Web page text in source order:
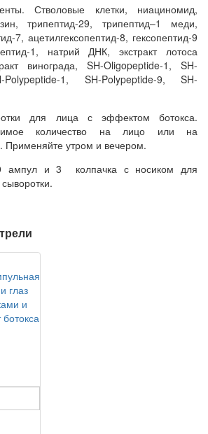
Стволовые клетки, ниациномид,
трипептид-29, трипептид–1 меди,
7, ацетилгексопептид-8, гексопептид-9
1, натрий ДНК, экстракт лотоса
винограда, SH-Oligopeptide-1, SH-
Polypeptide-1, SH-Polypeptide-9, SH-
для лица с эффектом ботокса.
количество на лицо или на
Применяйте утром и вечером.
ампул и 3 колпачка с носиком для
глаз
и